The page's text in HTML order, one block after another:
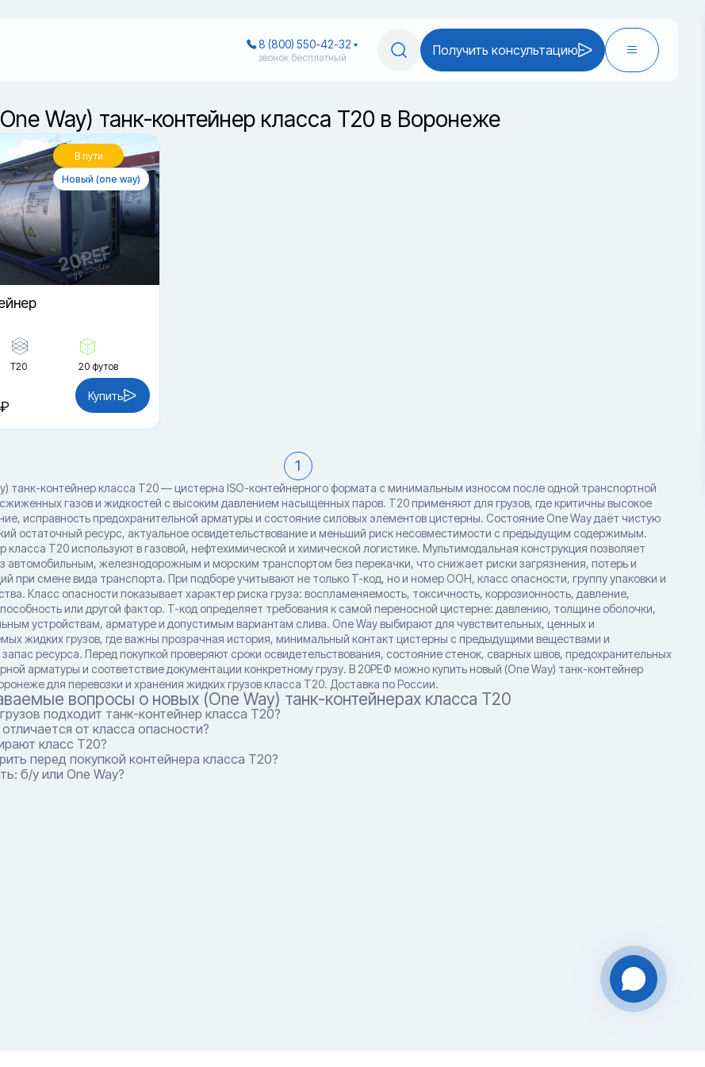
8 (800) 550-42-32
звонок бесплатный Получить консультацию
Way) танк-контейнер класса T20 в Воронеже
В пути
Новый (one way)
Т20 20 футов
Купить
1
танк-контейнер класса T20 — цистерна ISO-контейнерного формата с минимальным износом после одной транспортной
газов и жидкостей с высоким давлением насыщенных паров. T20 применяют для грузов, где критичны высокое
исправность предохранительной арматуры и состояние силовых элементов цистерны. Состояние One Way даёт чистую
остаточный ресурс, актуальное освидетельствование и меньший риск несовместимости с предыдущим содержимым.
класса T20 используют в газовой, нефтехимической и химической логистике. Мультимодальная конструкция позволяет
автомобильным, железнодорожным и морским транспортом без перекачки, что снижает риски загрязнения, потерь и
при смене вида транспорта. При подборе учитывают не только T-код, но и номер ООН, класс опасности, группу упаковки и
Класс опасности показывает характер риска груза: воспламеняемость, токсичность, коррозионность, давление,
или другой фактор. T-код определяет требования к самой переносной цистерне: давлению, толщине оболочки,
устройствам, арматуре и допустимым вариантам слива. One Way выбирают для чувствительных, ценных и
жидких грузов, где важны прозрачная история, минимальный контакт цистерны с предыдущими веществами и
ресурса. Перед покупкой проверяют сроки освидетельствования, состояние стенок, сварных швов, предохранительных
арматуры и соответствие документации конкретному грузу. В 20РЕФ можно купить новый (One Way) танк-контейнер
для перевозки и хранения жидких грузов класса T20. Доставка по России.
вопросы о новых (One Way) танк-контейнерах класса T20
подходит танк-контейнер класса T20?
от класса опасности?
класс T20?
перед покупкой контейнера класса T20?
б/у или One Way?